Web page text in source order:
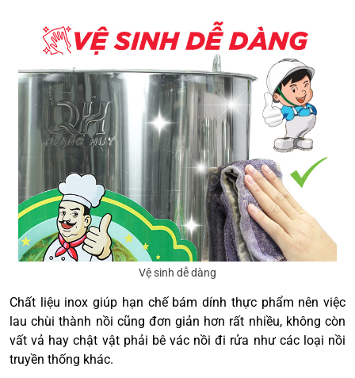
Vệ sinh dễ dàng
Chất liệu inox giúp hạn chế bám dính thực phẩm nên việc
lau chùi thành nồi cũng đơn giản hơn rất nhiều, không còn
vất vả hay chật vật phải bê vác nồi đi rửa như các loại nồi
truyền thống khác.